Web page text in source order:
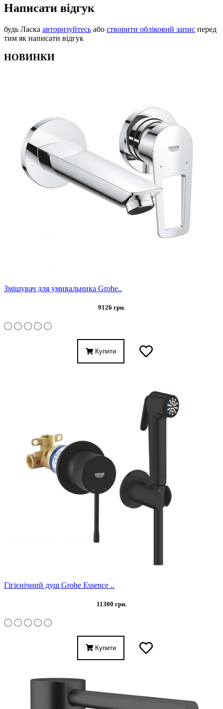
Написати відгук
будь Ласка авторизуйтесь або створити обліковий запис перед
тим як написати відгук
НОВИНКИ
Змішувач для умивальника Grohe..
9126 грн.
Купити
Гігієнічний душ Grohe Essence ..
11300 грн.
Купити